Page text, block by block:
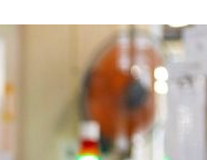
ADVANCED
TECHNOLO